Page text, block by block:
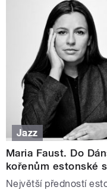
Jazz
Maria Faust. Do
kořenům estonské
Největší předností